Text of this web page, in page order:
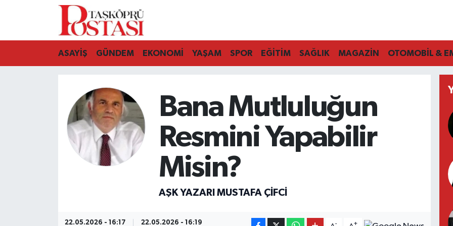
ASAYİŞ GÜNDEM EKONOMİ YAŞAM SPOR EĞİTİM SAĞLIK MAGAZİN OTOMOBİL &
Bana Mutluluğun
Resmini Yapabilir
Misin?
AŞK YAZARI MUSTAFA ÇIFCI
22.05.2026 - 16:17 22.05.2026 - 16:19 - +
Kastamonu Vefat Edenler
Araç Haberleri
Azdavay Haberleri
Bozkurt Haberleri
Cide Haberleri